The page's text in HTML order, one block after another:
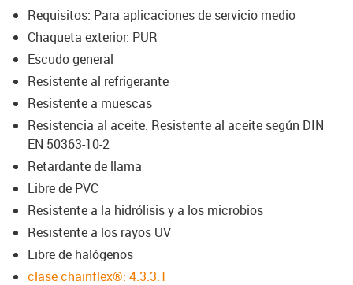
Requisitos: Para aplicaciones de servicio medio
Chaqueta exterior: PUR
Escudo general
Resistente al refrigerante
Resistente a muescas
Resistencia al aceite: Resistente al aceite según DIN
EN 50363-10-2
Retardante de llama
Libre de PVC
Resistente a la hidrólisis y a los microbios
Resistente a los rayos UV
Libre de halógenos
clase chainflex®: 4.3.3.1